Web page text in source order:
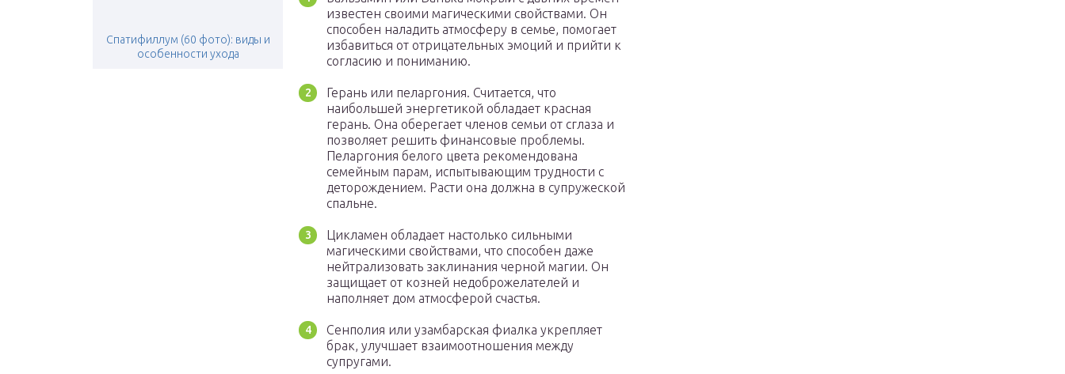
Спатифиллум (60 фото): виды и
особенности ухода
известен своими магическими свойствами. Он
способен наладить атмосферу в семье, помогает
избавиться от отрицательных эмоций и прийти к
согласию и пониманию.
Герань или пеларгония. Считается, что
наибольшей энергетикой обладает красная
герань. Она оберегает членов семьи от сглаза и
позволяет решить финансовые проблемы.
Пеларгония белого цвета рекомендована
семейным парам, испытывающим трудности с
деторождением. Расти она должна в супружеской
спальне.
Цикламен обладает настолько сильными
магическими свойствами, что способен даже
нейтрализовать заклинания черной магии. Он
защищает от козней недоброжелателей и
наполняет дом атмосферой счастья.
Сенполия или узамбарская фиалка укрепляет
брак, улучшает взаимоотношения между
супругами.